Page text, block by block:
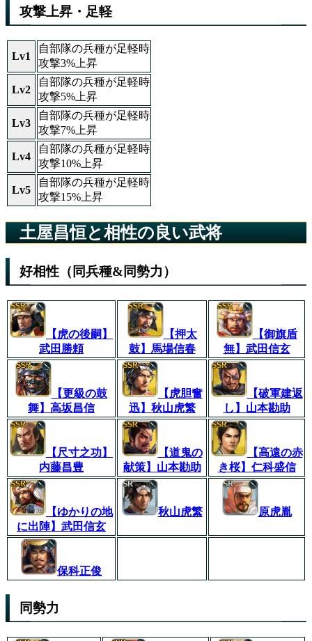
攻撃上昇・足軽
Lv1
自部隊の兵種が足軽時
攻撃3%上昇
Lv2
自部隊の兵種が足軽時
攻撃5%上昇
Lv3
自部隊の兵種が足軽時
攻撃7%上昇
Lv4
自部隊の兵種が足軽時
攻撃10%上昇
Lv5
自部隊の兵種が足軽時
攻撃15%上昇
土屋昌恒と相性の良い武将
好相性（同兵種&同勢力）
【虎の後嗣】
武田勝頼
【押太
鼓】馬場信春
【御旗盾
無】武田信玄
【更級の鼓
舞】高坂昌信
【虎胆奮
迅】秋山虎繁
【破軍建返
し】山本勘助
【尺寸之功】
内藤昌豊
【道鬼の
献策】山本勘助
【高遠の赤
き桜】仁科盛信
【ゆかりの地
に出陣】武田信玄
秋山虎繁 原虎胤
保科正俊
同勢力